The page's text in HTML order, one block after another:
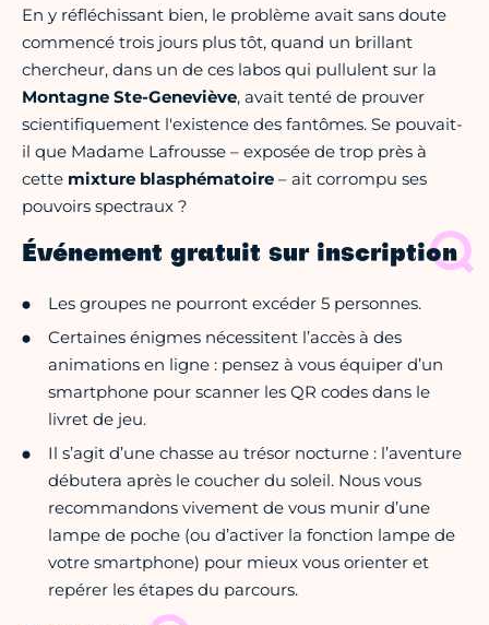
En y réfléchissant bien, le problème avait sans doute
commencé trois jours plus tôt, quand un brillant
chercheur, dans un de ces labos qui pullulent sur la
Montagne Ste-Geneviève, avait tenté de prouver
scientifiquement l'existence des fantômes. Se pouvait-
il que Madame Lafrousse – exposée de trop près à
cette mixture blasphématoire – ait corrompu ses
pouvoirs spectraux ?
Événement gratuit sur inscription
Les groupes ne pourront excéder 5 personnes.
Certaines énigmes nécessitent l’accès à des
animations en ligne : pensez à vous équiper d’un
smartphone pour scanner les QR codes dans le
livret de jeu.
Il s’agit d’une chasse au trésor nocturne : l’aventure
débutera après le coucher du soleil. Nous vous
recommandons vivement de vous munir d’une
lampe de poche (ou d’activer la fonction lampe de
votre smartphone) pour mieux vous orienter et
repérer les étapes du parcours.